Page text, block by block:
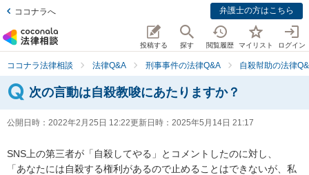
ココナラへ 弁護士の方はこちら
投稿する 探す 閲覧履歴 マイリスト ログイン
ココナラ法律相談 法律Q&A 刑事事件の法律Q&A 自殺幇助の法律
次の言動は自殺教唆にあたりますか？
公開日時： 2022年2月25日 12:22更新日時： 2025年5月14日 21:17
SNS上の第三者が「自殺してやる」とコメントしたのに対し、
「あなたには自殺する権利があるので止めることはできないが、私